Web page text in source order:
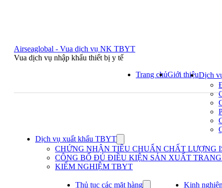
Airseaglobal - Vua dịch vụ NK TBYT
Vua dịch vụ nhập khẩu thiết bị y tế
Trang chủGiới thiệuDịch
Dịch vụ xuất khẩu TBYT
submenu
for
Dịch
vụ
khẩu
CHỨNG NHẬN TIÊU CHUẨN CHẤT LƯỢNG
CÔNG BỐ ĐỦ ĐIỀU KIỆN SẢN XUẤT
KIỂM NGHIỆM TBYT
Thủ tục các mặt hàng
Kinh